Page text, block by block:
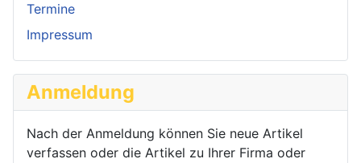
Termine
Impressum
Anmeldung
Nach der Anmeldung können Sie neue Artikel
verfassen oder die Artikel zu Ihrer Firma oder